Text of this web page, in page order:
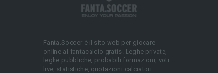
Fanta.Soccer è il sito web per giocare
online al fantacalcio gratis. Leghe private,
leghe pubbliche, probabili formazioni, voti
live, statistiche, quotazioni calciatori.